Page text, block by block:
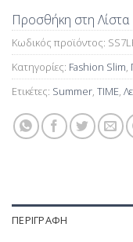
Προσθήκη στη Λίστα
Κωδικός προϊόντος:
Κατηγορίες: Fashion Slim,
Ετικέτες: Summer, TIME,
ΠΕΡΙΓΡΑΦΉ